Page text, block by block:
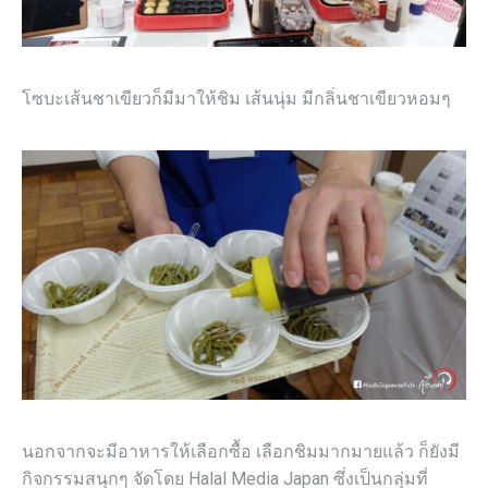
โซบะเส้นชาเขียวก็มีมาให้ชิม เส้นนุ่ม มีกลิ่นชาเขียวหอมๆ
นอกจากจะมีอาหารให้เลือกซื้อ เลือกชิมมากมายแล้ว ก็ยังมี
กิจกรรมสนุกๆ จัดโดย Halal Media Japan ซึ่งเป็นกลุ่มที่